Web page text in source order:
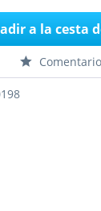
a la cesta
Comentario